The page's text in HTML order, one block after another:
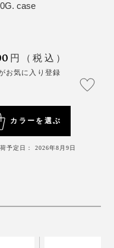
れておくのにピッタ
る愛用者も多いそう
樹（さねまつ・ひで
ていましたが、ある
知りません。
れがずっと普通でし
case
円（税込）
お気に入り登録
カラーを選ぶ
予定日： 2026年8月9日